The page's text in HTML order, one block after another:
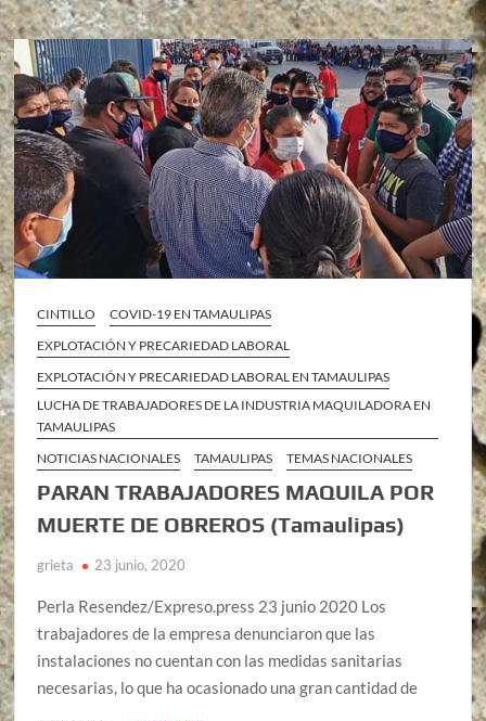
CINTILLO
COVID-19 EN TAMAULIPAS
EXPLOTACIÓN Y PRECARIEDAD LABORAL
EXPLOTACIÓN Y PRECARIEDAD LABORAL EN TAMAULIPAS
LUCHA DE TRABAJADORES DE LA INDUSTRIA MAQUILADORA EN
TAMAULIPAS
NOTICIAS NACIONALES
TAMAULIPAS TEMAS NACIONALES
PARAN TRABAJADORES MAQUILA POR
MUERTE DE OBREROS (Tamaulipas)
grieta 23 junio, 2020
Perla Resendez/Expreso.press 23 junio 2020 Los
trabajadores de la empresa denunciaron que las
instalaciones no cuentan con las medidas sanitarias
necesarias, lo que ha ocasionado una gran cantidad de